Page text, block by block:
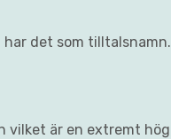
har det som tilltalsnamn.
vilket är en extremt hög